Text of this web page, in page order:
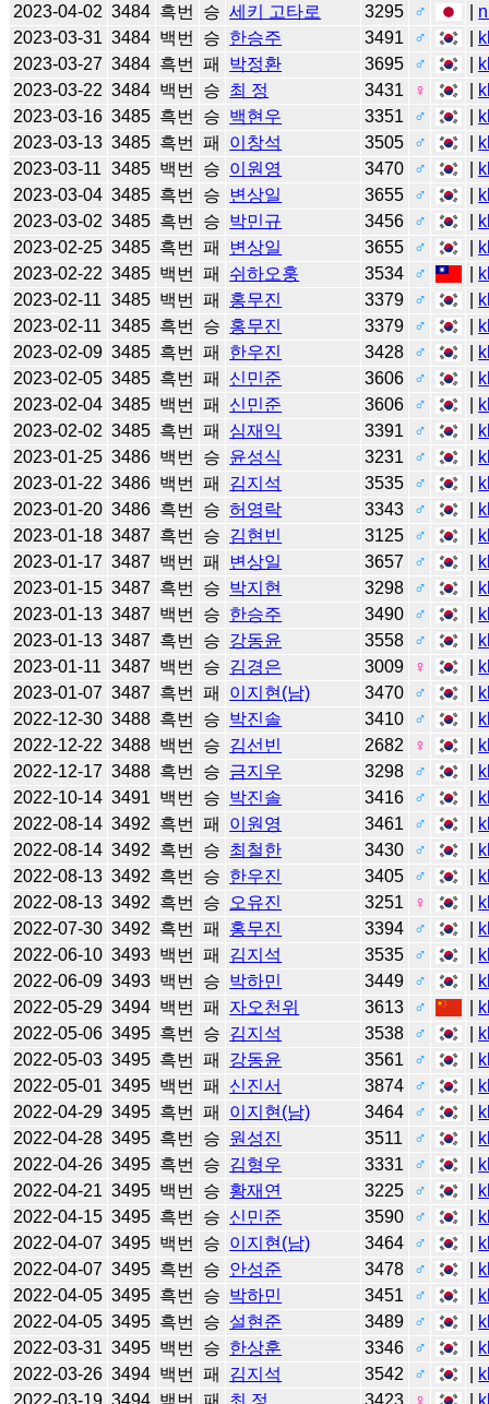
2023-04-02 3484 흑번 승 세키 고타로 3295 ♂
2023-03-31 3484 백번 승 한승주 3491 ♂
2023-03-27 3484 흑번 패 박정환 3695 ♂
2023-03-22 3484 백번 승 최 정 3431 ♀
2023-03-16 3485 흑번 승 백현우 3351 ♂
2023-03-13 3485 흑번 패 이창석 3505 ♂
2023-03-11 3485 백번 승 이원영 3470 ♂
2023-03-04 3485 흑번 승 변상일 3655 ♂
2023-03-02 3485 흑번 승 박민규 3456 ♂
2023-02-25 3485 흑번 패 변상일 3655 ♂
2023-02-22 3485 백번 패 쉬하오훙 3534 ♂
2023-02-11 3485 백번 패 홍무진 3379 ♂
2023-02-11 3485 흑번 승 홍무진 3379 ♂
2023-02-09 3485 흑번 패 한우진 3428 ♂
2023-02-05 3485 흑번 패 신민준 3606 ♂
2023-02-04 3485 백번 패 신민준 3606 ♂
2023-02-02 3485 흑번 패 심재익 3391 ♂
2023-01-25 3486 백번 승 윤성식 3231 ♂
2023-01-22 3486 백번 패 김지석 3535 ♂
2023-01-20 3486 흑번 승 허영락 3343 ♂
2023-01-18 3487 흑번 승 김현빈 3125 ♂
2023-01-17 3487 백번 패 변상일 3657 ♂
2023-01-15 3487 흑번 승 박지현 3298 ♂
2023-01-13 3487 백번 승 한승주 3490 ♂
2023-01-13 3487 흑번 승 강동윤 3558 ♂
2023-01-11 3487 백번 승 김경은 3009 ♀
2023-01-07 3487 흑번 패 이지현(남) 3470 ♂
2022-12-30 3488 흑번 승 박진솔 3410 ♂
2022-12-22 3488 백번 승 김선빈 2682 ♀
2022-12-17 3488 흑번 승 금지우 3298 ♂
2022-10-14 3491 백번 승 박진솔 3416 ♂
2022-08-14 3492 흑번 패 이원영 3461 ♂
2022-08-14 3492 흑번 승 최철한 3430 ♂
2022-08-13 3492 흑번 승 한우진 3405 ♂
2022-08-13 3492 흑번 승 오유진 3251 ♀
2022-07-30 3492 흑번 패 홍무진 3394 ♂
2022-06-10 3493 백번 패 김지석 3535 ♂
2022-06-09 3493 백번 승 박하민 3449 ♂
2022-05-29 3494 백번 패 자오천위 3613 ♂
2022-05-06 3495 흑번 승 김지석 3538 ♂
2022-05-03 3495 흑번 패 강동윤 3561 ♂
2022-05-01 3495 백번 패 신진서 3874 ♂
2022-04-29 3495 흑번 패 이지현(남) 3464 ♂
2022-04-28 3495 흑번 승 원성진 3511 ♂
2022-04-26 3495 흑번 승 김형우 3331 ♂
2022-04-21 3495 백번 승 황재연 3225 ♂
2022-04-15 3495 흑번 승 신민준 3590 ♂
2022-04-07 3495 백번 승 이지현(남) 3464 ♂
2022-04-07 3495 흑번 승 안성준 3478 ♂
2022-04-05 3495 흑번 승 박하민 3451 ♂
2022-04-05 3495 흑번 승 설현준 3489 ♂
2022-03-31 3495 백번 승 한상훈 3346 ♂
2022-03-26 3494 백번 패 김지석 3542 ♂
2022-03-19 3494 백번 패 최 정 3423 ♀